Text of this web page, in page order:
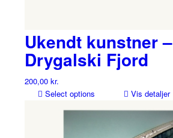
Ukendt kunstner –
Drygalski Fjord
200,00 kr.
Select options
Vis detaljer